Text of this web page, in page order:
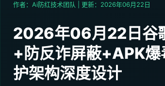
作者：Ai防红技术团队 | 更新：2026年06月22日
2026年06月22日谷
+防反诈屏蔽+APK
护架构深度设计